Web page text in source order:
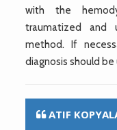
with the
traumatized and
method. If
diagnosis should
ATIF